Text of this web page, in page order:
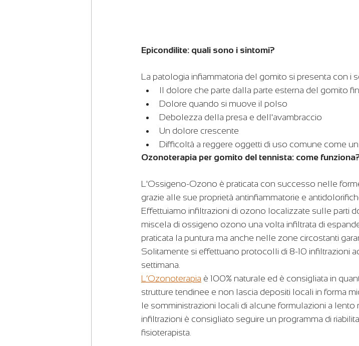
Epicondilite: quali sono i sintomi?
La patologia infiammatoria del gomito si presenta con i
Il dolore che parte dalla parte esterna del gomito
Dolore quando si muove il polso
Debolezza della presa e dell'avambraccio
Un dolore crescente
Difficoltà a reggere oggetti di uso comune come
Ozonoterapia per gomito del tennista: come
L'Ossigeno-Ozono è praticata con successo nelle
grazie alle sue proprietà antinfiammatorie e
Effettuiamo infiltrazioni di ozono localizzate sulle parti
miscela di ossigeno ozono una volta infiltrata di
praticata la puntura ma anche nelle zone circostanti
Solitamente si effettuano protocolli di 8-10 infiltrazioni
settimana.
L’Ozonoterapia è 100% naturale ed è consigliata in
strutture tendinee e non lascia depositi locali in forma
le somministrazioni locali di alcune formulazioni a
infiltrazioni è consigliato seguire un programma di
fisioterapista.